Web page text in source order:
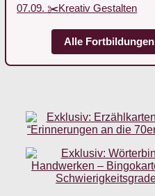
07.09. ✂️Kreativ Gestalten
Alle Fortbildungen